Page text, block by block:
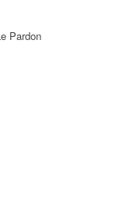
Pardon